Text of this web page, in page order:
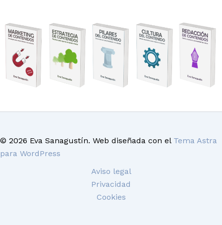
© 2026 Eva Sanagustín. Web diseñada con el Tema Astra
para WordPress
Aviso legal
Privacidad
Cookies